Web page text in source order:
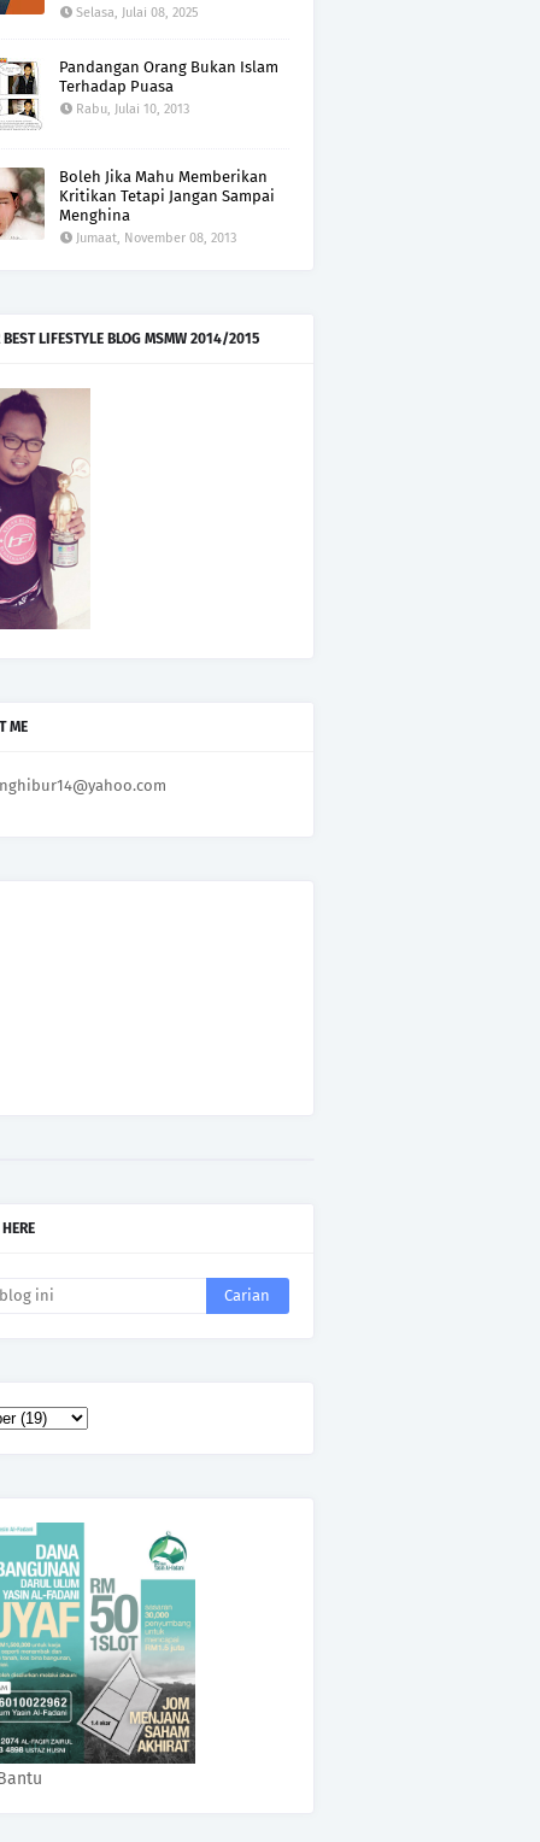
Selasa, Julai 08, 2025
Pandangan Orang Bukan Islam
Terhadap Puasa
Rabu, Julai 10, 2013
Boleh Jika Mahu Memberikan
Kritikan Tetapi Jangan Sampai
Menghina
Jumaat, November 08, 2013
BEST LIFESTYLE BLOG MSMW 2014/2015
ME